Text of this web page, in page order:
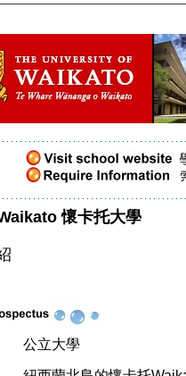
懷卡托大學
公立大學